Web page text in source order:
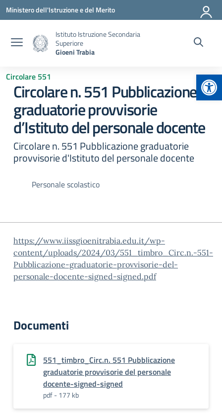
Vai ai contenuti
Vai al menu di navigazione
Vai al footer
Ministero dell'Istruzione e del Merito
Istituto Istruzione Secondaria
Superiore
Gioeni Trabia
Circolare 551
Circolare n. 551 Pubblicazione
graduatorie provvisorie
d’Istituto del personale docente
Circolare n. 551 Pubblicazione graduatorie
provvisorie d'Istituto del personale docente
Personale scolastico
https://www.iissgioenitrabia.edu.it/wp-
content/uploads/2024/03/551_timbro_Circ.n.-551-
Pubblicazione-graduatorie-provvisorie-del-
personale-docente-signed-signed.pdf
Documenti
551_timbro_Circ.n. 551 Pubblicazione
graduatorie provvisorie del personale
docente-signed-signed
pdf - 177 kb